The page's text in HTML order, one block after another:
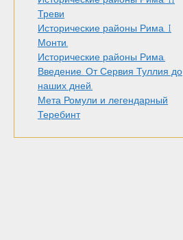
Треви
Исторические районы Рима. I
Монти.
Исторические районы Рима.
Введение. От Сервия Туллия до
наших дней.
Мета Ромули и легендарный
Теребинт